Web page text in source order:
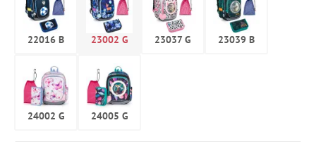
22016 B 23002 G 23037 G 23039 B
24002 G 24005 G